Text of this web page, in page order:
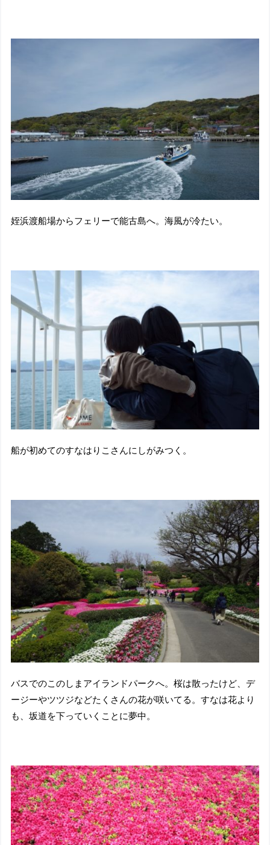
姪浜渡船場からフェリーで能古島へ。海風が冷たい。
船が初めてのすなはりこさんにしがみつく。
バスでのこのしまアイランドパークへ。桜は散ったけど、デ
ージーやツツジなどたくさんの花が咲いてる。すなは花より
も、坂道を下っていくことに夢中。